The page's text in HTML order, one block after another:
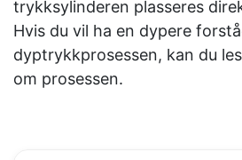
trykksylinderen plasseres
Hvis du vil ha en dypere
dyptrykkprosessen, kan du
om prosessen.